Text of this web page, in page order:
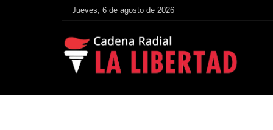
Jueves, 6 de agosto de 2026